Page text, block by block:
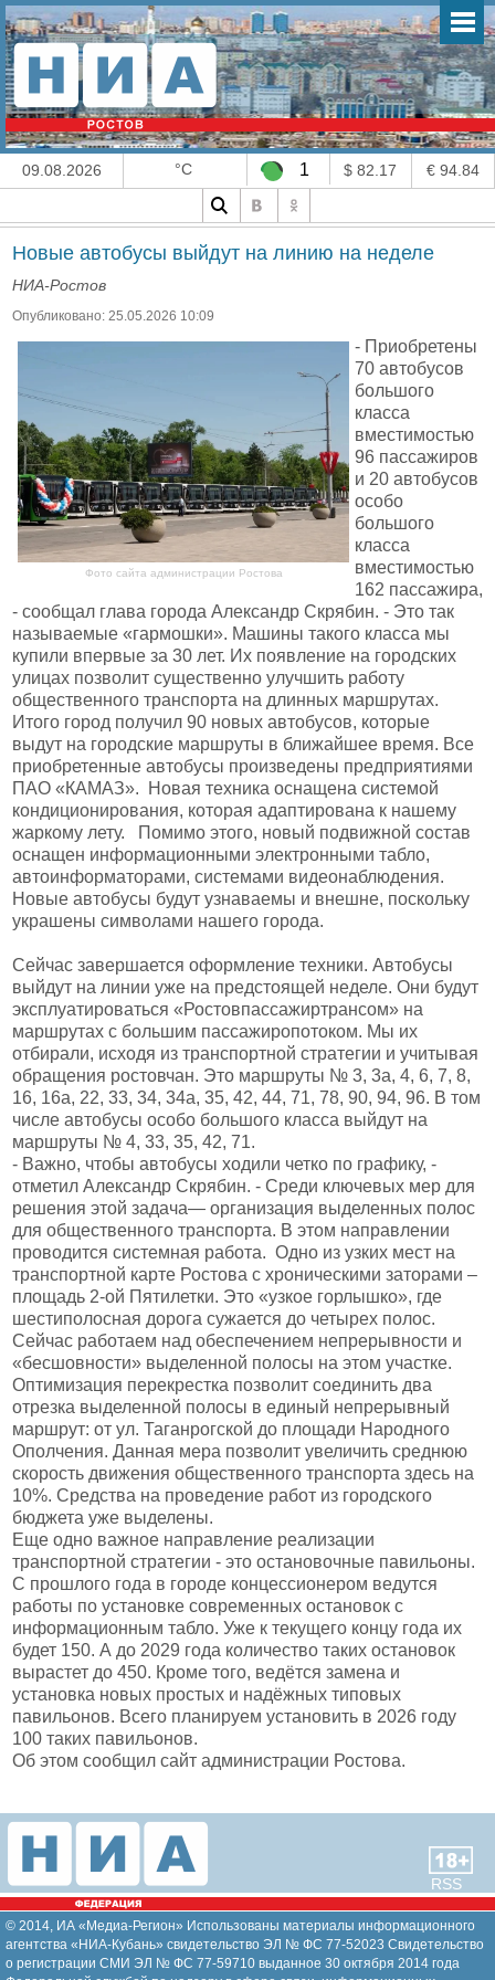
09.08.2026 °C 1 $ 82.17 € 94.84
Новые автобусы выйдут на линию на неделе
НИА-Ростов
Опубликовано: 25.05.2026 10:09
Фото сайта администрации Ростова
- Приобретены
70 автобусов
большого
класса
вместимостью
96 пассажиров
и 20 автобусов
особо
большого
класса
вместимостью
162 пассажира,
- сообщал глава города Александр Скрябин. - Это так
называемые «гармошки». Машины такого класса мы
купили впервые за 30 лет. Их появление на городских
улицах позволит существенно улучшить работу
общественного транспорта на длинных маршрутах.
Итого город получил 90 новых автобусов, которые
выдут на городские маршруты в ближайшее время. Все
приобретенные автобусы произведены предприятиями
ПАО «КАМАЗ». Новая техника оснащена системой
кондиционирования, которая адаптирована к нашему
жаркому лету. Помимо этого, новый подвижной состав
оснащен информационными электронными табло,
автоинформаторами, системами видеонаблюдения.
Новые автобусы будут узнаваемы и внешне, поскольку
украшены символами нашего города.
Сейчас завершается оформление техники. Автобусы
выйдут на линии уже на предстоящей неделе. Они будут
эксплуатироваться «Ростовпассажиртрансом» на
маршрутах с большим пассажиропотоком. Мы их
отбирали, исходя из транспортной стратегии и учитывая
обращения ростовчан. Это маршруты № 3, 3а, 4, 6, 7, 8,
16, 16a, 22, 33, 34, 34а, 35, 42, 44, 71, 78, 90, 94, 96. В том
числе автобусы особо большого класса выйдут на
маршруты № 4, 33, 35, 42, 71.
- Важно, чтобы автобусы ходили четко по графику, -
отметил Александр Скрябин. - Среди ключевых мер для
решения этой задача— организация выделенных полос
для общественного транспорта. В этом направлении
проводится системная работа. Одно из узких мест на
транспортной карте Ростова с хроническими заторами –
площадь 2-ой Пятилетки. Это «узкое горлышко», где
шестиполосная дорога сужается до четырех полос.
Сейчас работаем над обеспечением непрерывности и
«бесшовности» выделенной полосы на этом участке.
Оптимизация перекрестка позволит соединить два
отрезка выделенной полосы в единый непрерывный
маршрут: от ул. Таганрогской до площади Народного
Ополчения. Данная мера позволит увеличить среднюю
скорость движения общественного транспорта здесь на
10%. Средства на проведение работ из городского
бюджета уже выделены.
Еще одно важное направление реализации
транспортной стратегии - это остановочные павильоны.
С прошлого года в городе концессионером ведутся
работы по установке современных остановок с
информационным табло. Уже к текущего концу года их
будет 150. А до 2029 года количество таких остановок
вырастет до 450. Кроме того, ведётся замена и
установка новых простых и надёжных типовых
павильонов. Всего планируем установить в 2026 году
100 таких павильонов.
Об этом сообщил сайт администрации Ростова.
RSS
© 2014, ИА «Медиа-Регион» Использованы материалы информационного
агентства «НИА-Кубань» свидетельство ЭЛ № ФС 77-52023 Свидетельство
о регистрации СМИ ЭЛ № ФС 77-59710 выданное 30 октября 2014 года